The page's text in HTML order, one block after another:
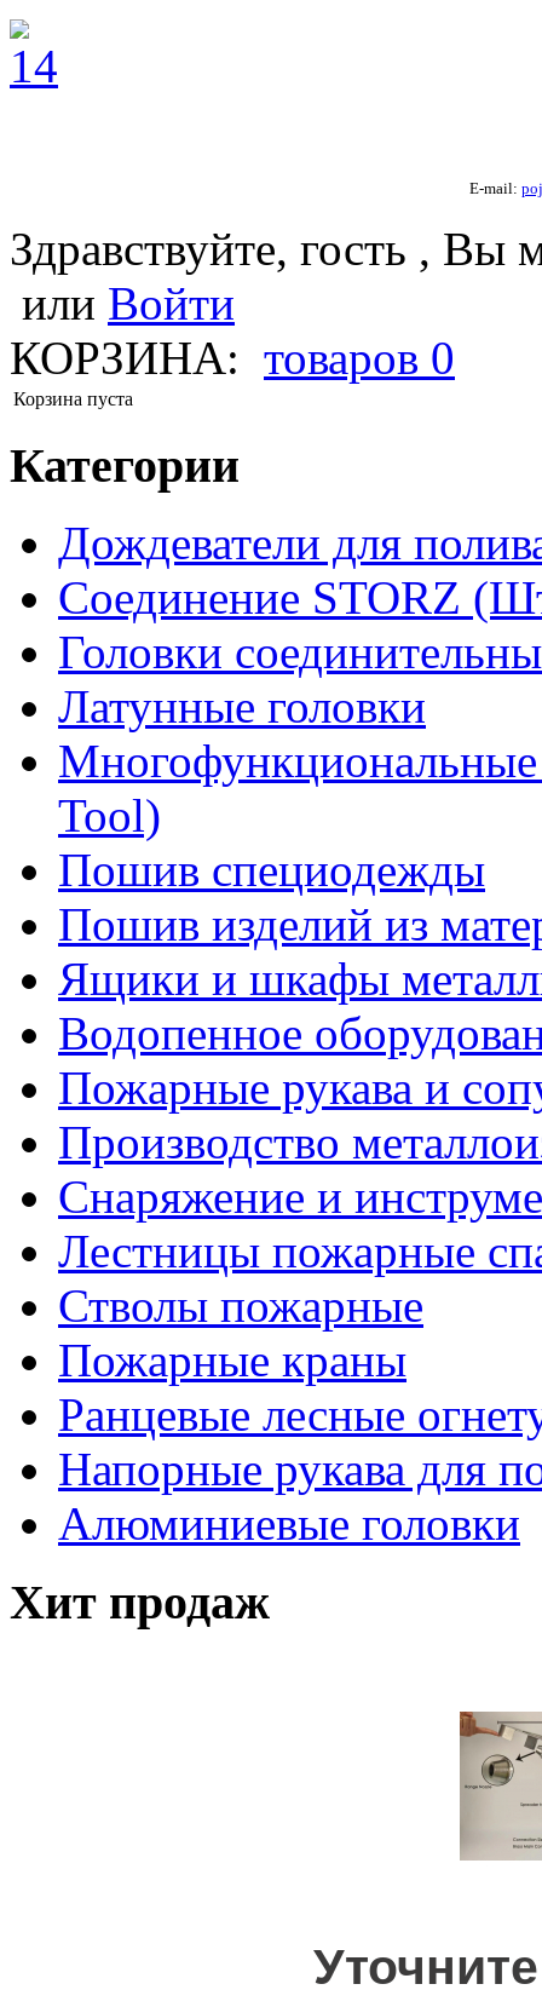
E-mail:
Здравствуйте, гость , Вы
или Войти
КОРЗИНА: товаров 0
Корзина пуста
Категории
Дождеватели для
Соединение STORZ
Головки
Латунные головки
Tool)
Пошив специодежды
Пошив изделий из
Ящики и шкафы
Водопенное
Пожарные рукава и
Производство
Снаряжение и
Лестницы пожарные
Стволы пожарные
Пожарные краны
Ранцевые лесные
Напорные рукава для
Алюминиевые головки
Хит продаж